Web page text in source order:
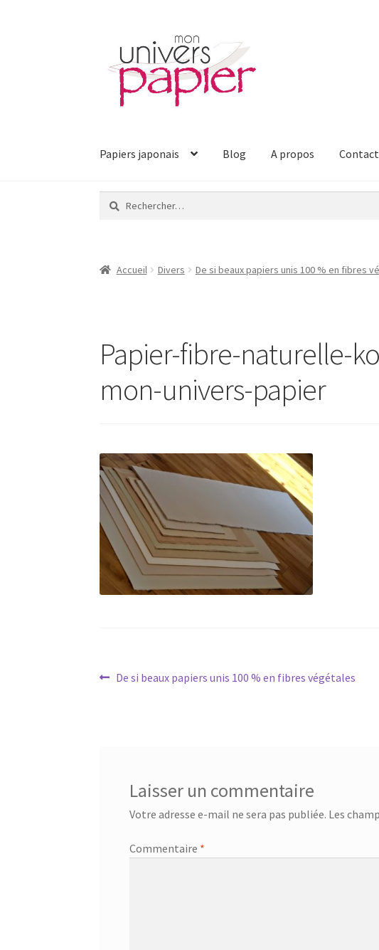
la
navigation
contenu
Papiers japonais Blog A propos Contact
Rechercher :
Accueil Divers De si beaux papiers unis 100 % en fibres
Papier-fibre-naturelle-
mon-univers-papier
Navigation
Article
De si beaux papiers unis 100 % en fibres végétales
Laisser un commentaire
Votre adresse e-mail ne sera pas publiée. Les
Commentaire *